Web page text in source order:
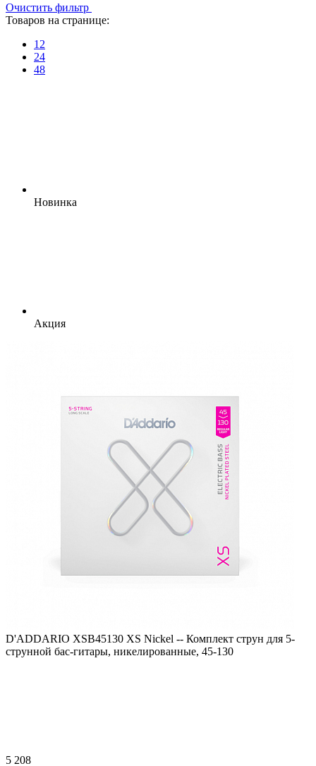
Очистить фильтр
Товаров на странице:
12
24
48
Новинка
Акция
D'ADDARIO XSB45130 XS Nickel -- Комплект струн для 5-
струнной бас-гитары, никелированные, 45-130
5 208